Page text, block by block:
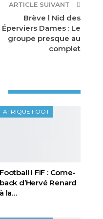
ARTICLE SUIVANT
Brève l Nid des
Éperviers Dames : Le
groupe presque au
complet
AFRIQUE FOOT
Football I FIF : Come-
back d’Hervé Renard
à la…